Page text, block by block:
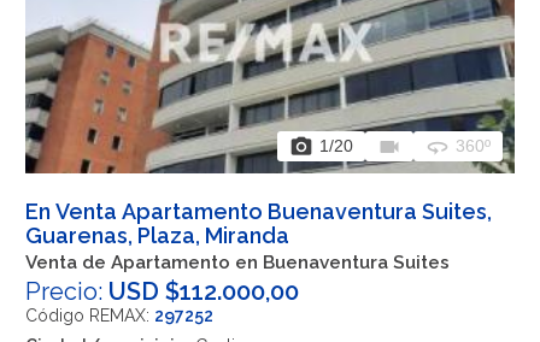
photo_camera 1/20 videocam 360 360º
En Venta Apartamento Buenaventura Suites,
Guarenas, Plaza, Miranda
Venta de Apartamento en Buenaventura Suites
Precio: USD $112.000,00
Código REMAX: 297252